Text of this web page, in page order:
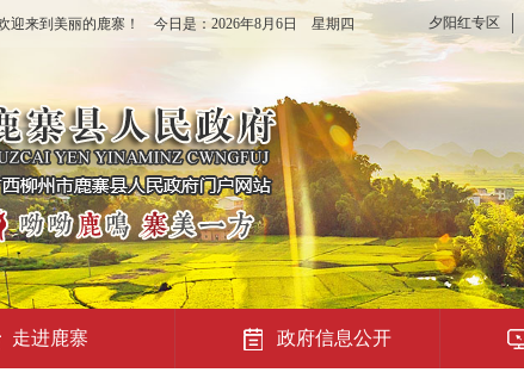
夕阳红专区
迎来到美丽的鹿寨！ 今日是： 2026年8月6日 星期四
走进鹿寨 政府信息公开